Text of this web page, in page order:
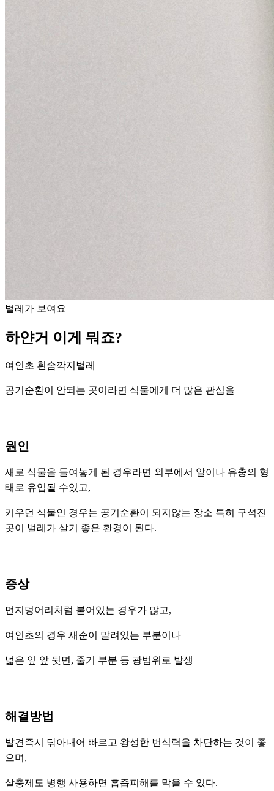
벌레가 보여요
하얀거 이게 뭐죠?
여인초 흰솜깍지벌레
공기순환이 안되는 곳이라면 식물에게 더 많은 관심을
원인
새로 식물을 들여놓게 된 경우라면 외부에서 알이나 유충의 형
태로 유입될 수있고,
키우던 식물인 경우는 공기순환이 되지않는 장소 특히 구석진
곳이 벌레가 살기 좋은 환경이 된다.
증상
먼지덩어리처럼 붙어있는 경우가 많고,
여인초의 경우 새순이 말려있는 부분이나
넓은 잎 앞 뒷면, 줄기 부분 등 광범위로 발생
해결방법
발견즉시 닦아내어 빠르고 왕성한 번식력을 차단하는 것이 좋
으며,
살충제도 병행 사용하면 흡즙피해를 막을 수 있다.